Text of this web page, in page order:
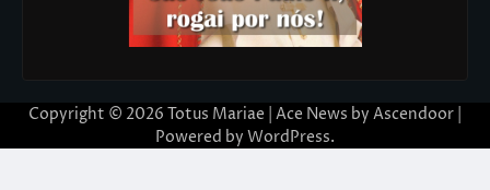
Copyright © 2026 Totus Mariae | Ace News by Ascendoor
Powered by WordPress.